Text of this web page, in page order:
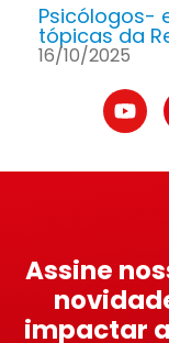
Psicólogos-
tópicas da
16/10/2025
Assine
impactar